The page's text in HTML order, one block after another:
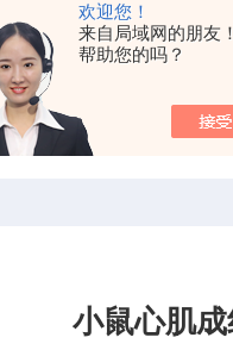
欢迎您！
来自局域网的朋友
帮助您的吗？
小鼠心肌